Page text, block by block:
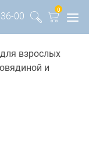
00
0
взрослых
и